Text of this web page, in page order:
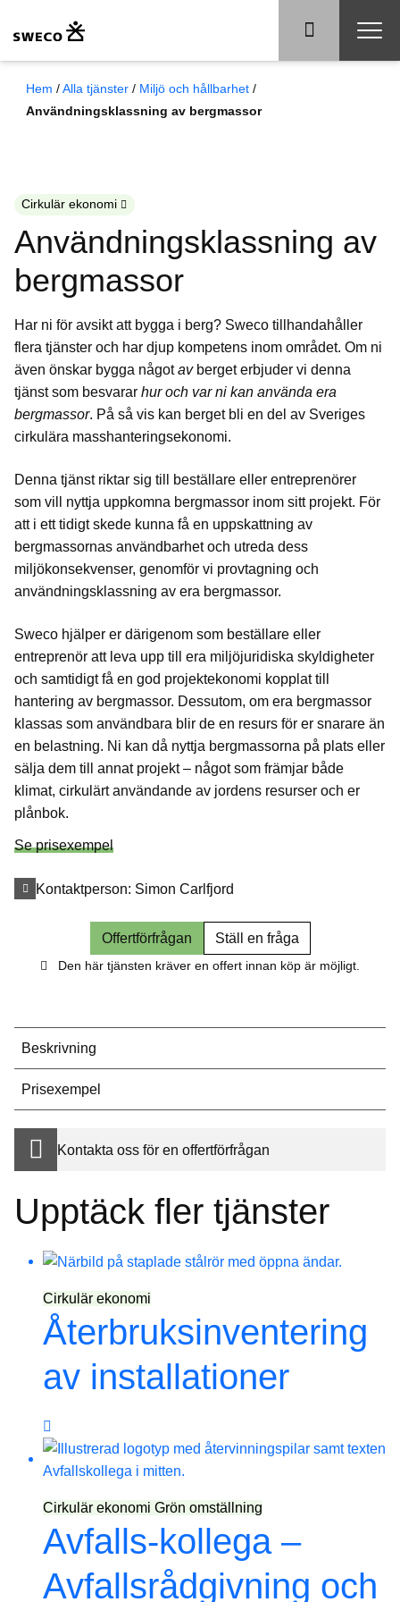
Hem /Alla tjänster / Miljö och hållbarhet /
Användningsklassning av bergmassor
Användningsklassning av
bergmassor
Cirkulär ekonomi
Har ni för avsikt att bygga i berg? Sweco tillhandahåller
flera tjänster och har djup kompetens inom området. Om ni
även önskar bygga någotavberget erbjuder vi denna
tjänst som besvarar hur och var ni kan använda era
bergmassor. På så vis kan berget bli en del av Sveriges
cirkulära masshanteringsekonomi.
Denna tjänst riktar sig till beställare eller entreprenörer
som vill nyttja uppkomna bergmassor inom sitt projekt. För
att i ett tidigt skede kunna få en uppskattning av
bergmassornas användbarhet och utreda dess
miljökonsekvenser, genomför vi provtagning och
användningsklassning av era bergmassor.
Sweco hjälper er därigenom som beställare eller
entreprenör att leva upp till era miljöjuridiska skyldigheter
och samtidigt få en god projektekonomi kopplat till
hantering av bergmassor. Dessutom, om era bergmassor
klassas som användbara blir de en resurs för er snarare än
en belastning. Ni kan då nyttja bergmassorna på plats eller
sälja dem till annat projekt – något som främjar både
klimat, cirkulärt användande av jordens resurser och er
plånbok.
Se prisexempel
Kontaktperson: Simon Carlfjord
Offertförfrågan Ställ en fråga
Den här tjänsten kräver en offert innan köp är möjligt.
Beskrivning
Prisexempel
Kontakta oss för en offertförfrågan
Upptäck fler tjänster
Cirkulär ekonomi
Återbruksinventering
av installationer
Cirkulär ekonomi Grön omställning
Avfalls-kollega –
Avfallsrådgivning och